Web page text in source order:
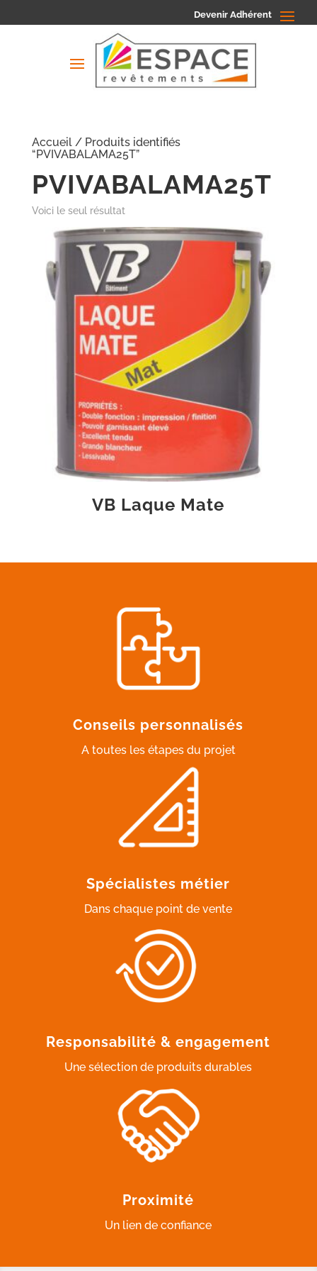
Devenir Adhérent
Accueil/ Produits identifiés
“PVIVABALAMA25T”
PVIVABALAMA25T
Voici le seul résultat
VB Laque Mate
Conseils personnalisés
A toutes les étapes du projet
Spécialistes métier
Dans chaque point de vente
Responsabilité & engagement
Une sélection de produits durables
Proximité
Un lien de confiance